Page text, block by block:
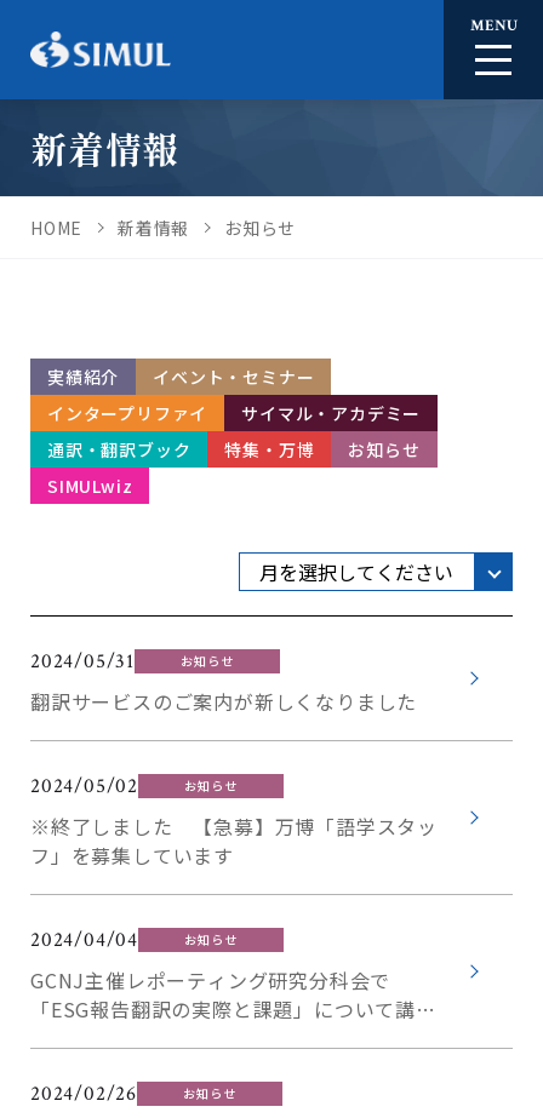
MENU
新着情報
HOME 新着情報 お知らせ
実績紹介
イベント・セミナー
インタープリファイ
サイマル・アカデミー
通訳・翻訳ブック
特集・万博
お知らせ
SIMULwiz
2024/05/31 お知らせ
翻訳サービスのご案内が新しくなりました
2024/05/02 お知らせ
※終了しました 【急募】万博「語学スタッ
フ」を募集しています
2024/04/04 お知らせ
GCNJ主催レポーティング研究分科会で
「ESG報告翻訳の実際と課題」について講演
2024/02/26 お知らせ